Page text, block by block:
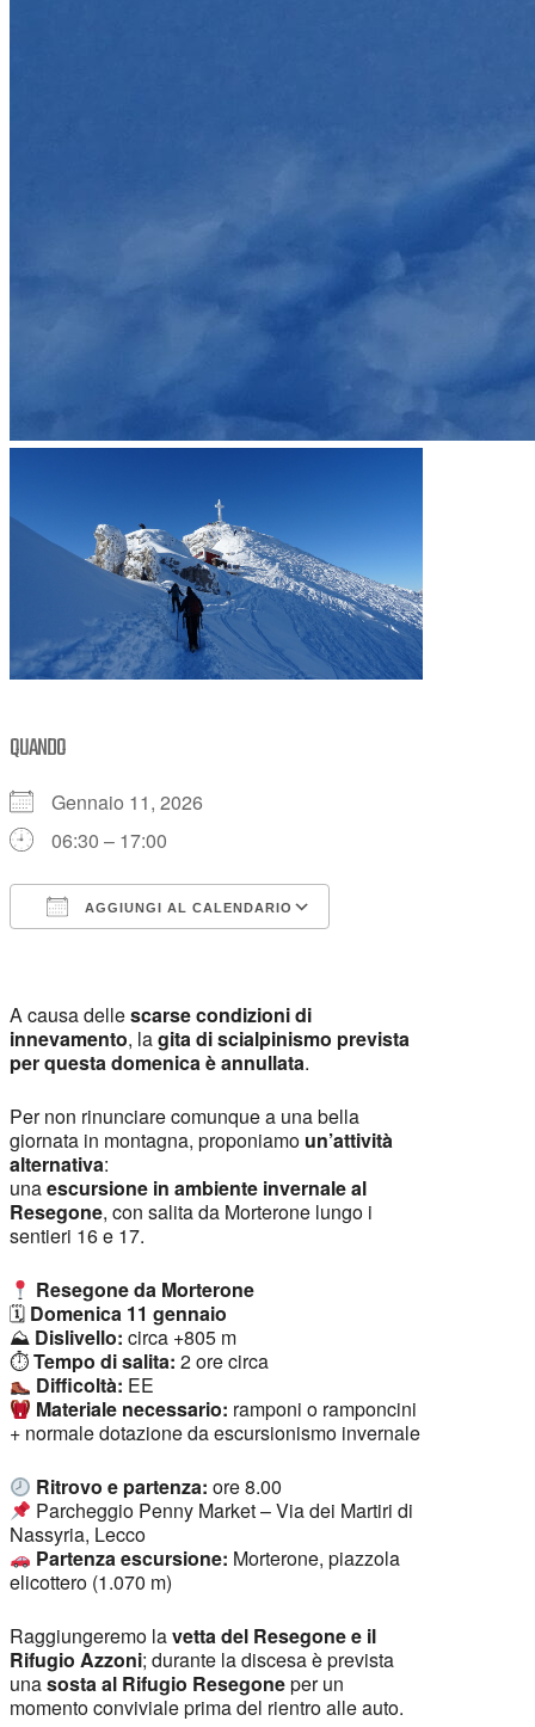
QUANDO
Gennaio 11, 2026
06:30 – 17:00
AGGIUNGI AL CALENDARIO
A causa dellescarse condizioni di
innevamento, lagita di scialpinismo prevista
per questa domenica è annullata.
Per non rinunciare comunque a una bella
giornata in montagna, proponiamo un’attività
alternativa:
unaescursione in ambiente invernale al
Resegone, con salita da Morterone lungo i
sentieri 16 e 17.
Resegone da Morterone
🗓 Domenica 11 gennaio
⛰ Dislivello: circa +805 m
⏱Tempo di salita: 2 ore circa
Difficoltà: EE
Materiale necessario: ramponi o ramponcini
+ normale dotazione da escursionismo invernale
Ritrovo e partenza: ore 8.00
Parcheggio Penny Market – Via dei Martiri di
Nassyria, Lecco
Partenza escursione: Morterone, piazzola
elicottero (1.070 m)
Raggiungeremo lavetta del Resegone e il
Rifugio Azzoni; durante la discesa è prevista
unasosta al Rifugio Resegoneper un
momento conviviale prima del rientro alle auto.